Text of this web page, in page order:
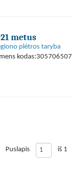
metus
plėtros taryba
kodas:305706507
Puslapis iš 1